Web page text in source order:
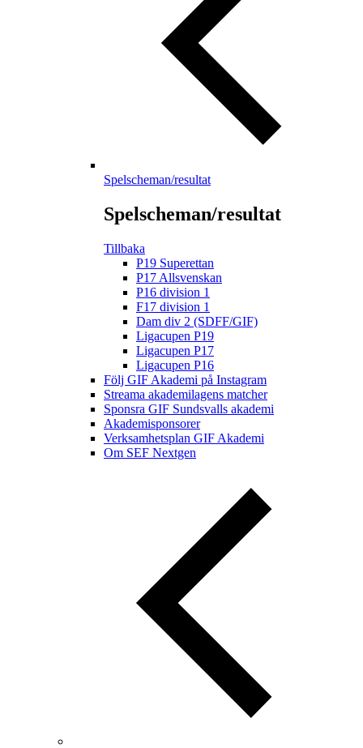
Spelscheman/resultat
Spelscheman/resultat
Tillbaka
P19 Superettan
P17 Allsvenskan
P16 division 1
F17 division 1
Dam div 2 (SDFF/GIF)
Ligacupen P19
Ligacupen P17
Ligacupen P16
Följ GIF Akademi på Instagram
Streama akademilagens matcher
Sponsra GIF Sundsvalls akademi
Akademisponsorer
Verksamhetsplan GIF Akademi
Om SEF Nextgen